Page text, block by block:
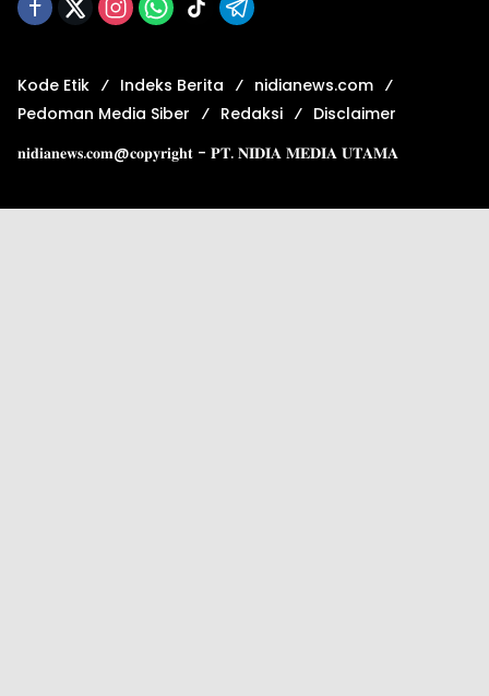
Kode Etik Indeks Berita
nidianews.com
Pedoman Media Siber
Redaksi
Disclaimer
𝐧𝐢𝐝𝐢𝐚𝐧𝐞𝐰𝐬.𝐜𝐨𝐦@𝐜𝐨𝐩𝐲𝐫𝐢𝐠𝐡𝐭 - 𝐏𝐓. 𝐍𝐈𝐃𝐈𝐀 𝐌𝐄𝐃𝐈𝐀 𝐔𝐓𝐀𝐌𝐀